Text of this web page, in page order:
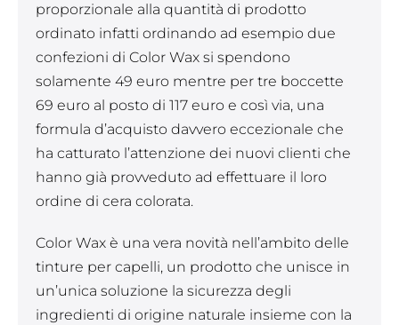
proporzionale alla quantità di prodotto
ordinato infatti ordinando ad esempio due
confezioni di Color Wax si spendono
solamente 49 euro mentre per tre boccette
69 euro al posto di 117 euro e così via, una
formula d’acquisto davvero eccezionale che
ha catturato l’attenzione dei nuovi clienti che
hanno già provveduto ad effettuare il loro
ordine di cera colorata.
Color Wax è una vera novità nell’ambito delle
tinture per capelli, un prodotto che unisce in
un’unica soluzione la sicurezza degli
ingredienti di origine naturale insieme con la